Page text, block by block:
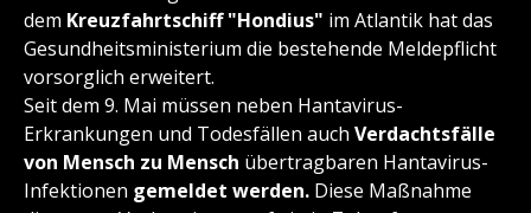
dem Kreuzfahrtschiff "Hondius" im Atlantik hat das
Gesundheitsministerium die bestehende Meldepflicht
vorsorglich erweitert.
Seit dem 9. Mai müssen neben Hantavirus-
Erkrankungen und Todesfällen auch Verdachtsfälle
von Mensch zu Mensch übertragbaren Hantavirus-
Infektionen gemeldet werden. Diese Maßnahme